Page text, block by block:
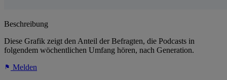
Beschreibung
Diese Grafik zeigt den Anteil der Befragten, die Podcasts in
folgendem wöchentlichen Umfang hören, nach Generation.
Melden